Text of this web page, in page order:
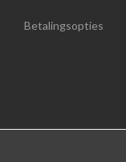
Betalingsopties